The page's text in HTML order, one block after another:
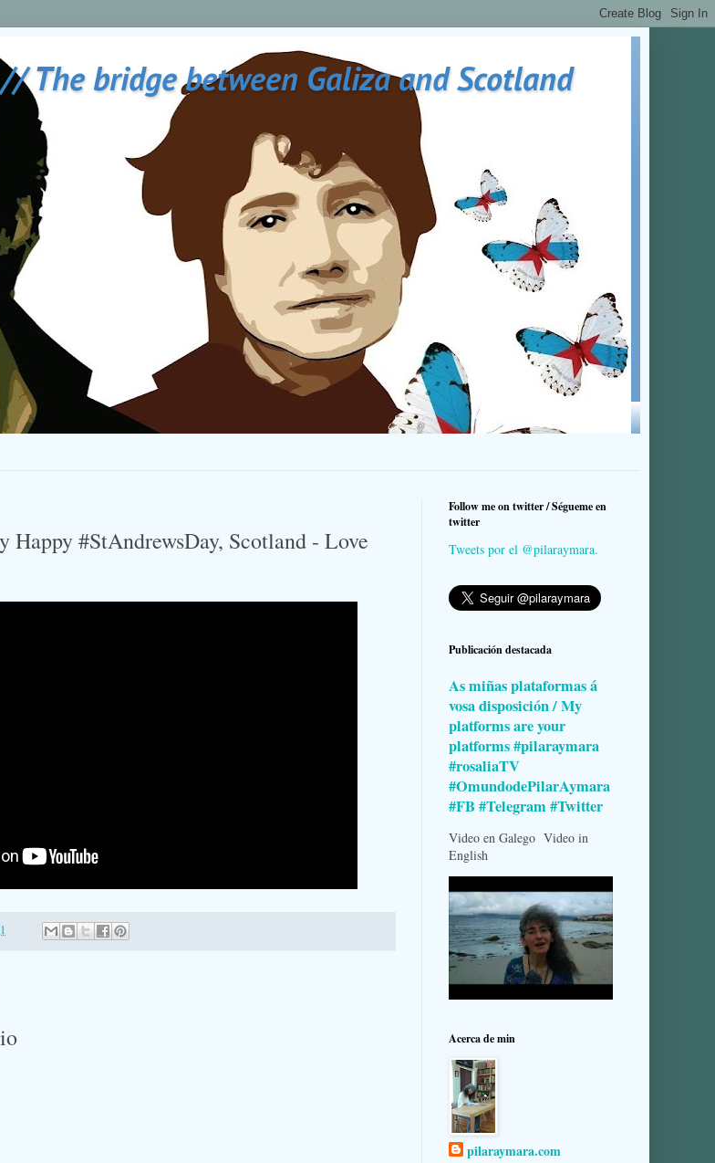
The bridge between Galiza and Scotland
Happy #StAndrewsDay, Scotland - Love
Follow me on twitter / Ségueme en
twitter
Tweets por el @pilaraymara.
Publicación destacada
As miñas plataformas á
vosa disposición / My
platforms are your
platforms #pilaraymara
#rosaliaTV
#OmundodePilarAymara
#FB #Telegram #Twitter
Video en Galego Video in
English
Acerca de min
pilaraymara.com